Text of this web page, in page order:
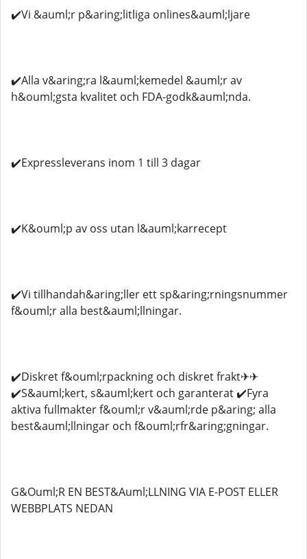
✔️Vi &auml;r p&aring;litliga onlines&auml;ljare
✔️Alla v&aring;ra l&auml;kemedel &auml;r av
h&ouml;gsta kvalitet och FDA-godk&auml;nda.
✔️Expressleverans inom 1 till 3 dagar
✔️K&ouml;p av oss utan l&auml;karrecept
✔️Vi tillhandah&aring;ller ett sp&aring;rningsnummer
f&ouml;r alla best&auml;llningar.
✔️Diskret f&ouml;rpackning och diskret frakt✈✈
✔️S&auml;kert, s&auml;kert och garanterat ✔️Fyra
aktiva fullmakter f&ouml;r v&auml;rde p&aring; alla
best&auml;llningar och f&ouml;rfr&aring;gningar.
G&Ouml;R EN BEST&Auml;LLNING VIA E-POST ELLER
WEBBPLATS NEDAN